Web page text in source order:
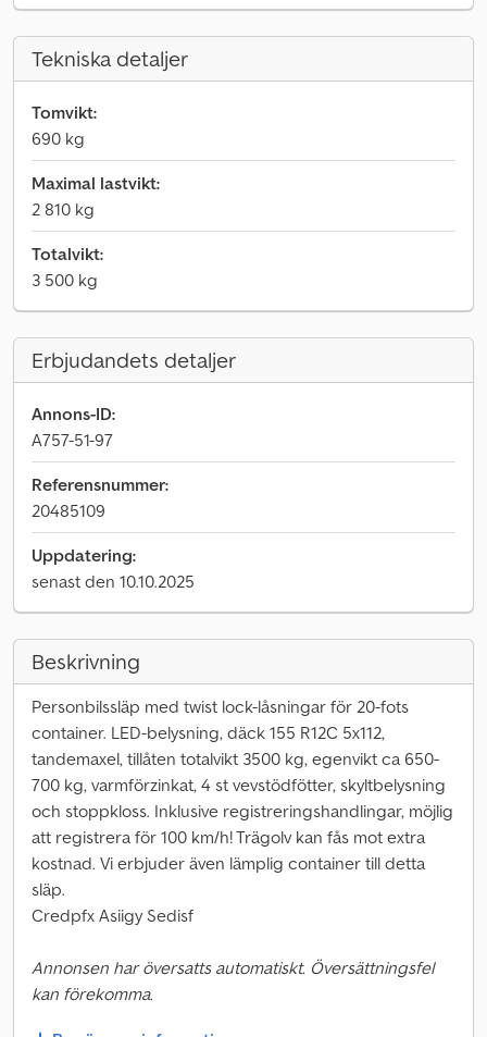
Tekniska detaljer
Tomvikt:
690 kg
Maximal lastvikt:
2 810 kg
Totalvikt:
3 500 kg
Erbjudandets detaljer
Annons-ID:
A757-51-97
Referensnummer:
20485109
Uppdatering:
senast den 10.10.2025
Beskrivning
Personbilssläp med twist lock-låsningar för 20-fots
container. LED-belysning, däck 155 R12C 5x112,
tandemaxel, tillåten totalvikt 3500 kg, egenvikt ca 650-
700 kg, varmförzinkat, 4 st vevstödfötter, skyltbelysning
och stoppkloss. Inklusive registreringshandlingar, möjlig
att registrera för 100 km/h! Trägolv kan fås mot extra
kostnad. Vi erbjuder även lämplig container till detta
släp.
Credpfx Asiigy Sedisf
Annonsen har översatts automatiskt. Översättningsfel
kan förekomma.